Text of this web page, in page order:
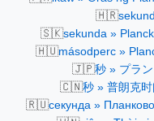
🇭🇷
🇸🇰sekunda »
🇭🇺másodperc »
🇯🇵秒 » プラ
🇨🇳秒 » 普朗克时
🇷🇺секунда »